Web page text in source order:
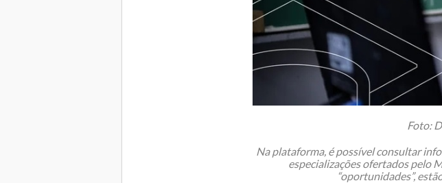
Foto:
Na plataforma, é possível consultar
especializações ofertados pelo
“oportunidades”,